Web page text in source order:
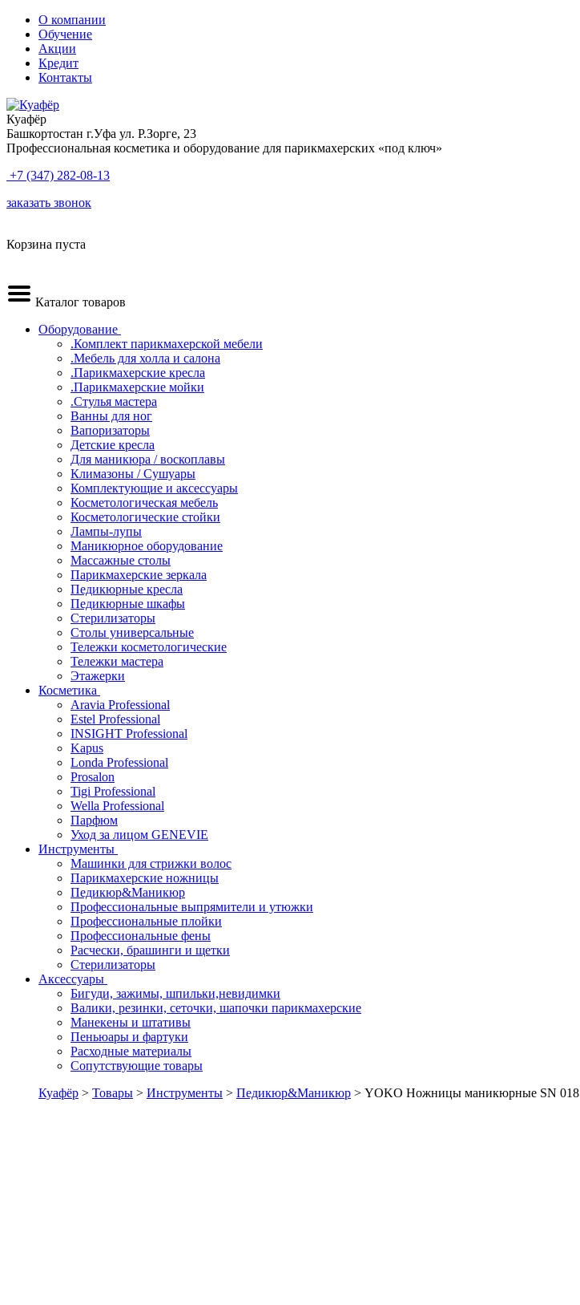
О компании
Обучение
Акции
Кредит
Контакты
Куафёр
Башкортостан г.Уфа ул. Р.Зорге, 23
Профессиональная косметика и оборудование для парикмахерских «под ключ»
+7 (347) 282-08-13
заказать звонок
Корзина пуста
Каталог товаров
Оборудование
.Комплект парикмахерской мебели
.Мебель для холла и салона
.Парикмахерские кресла
.Парикмахерские мойки
.Стулья мастера
Ванны для ног
Вапоризаторы
Детские кресла
Для маникюра / воскоплавы
Климазоны / Сушуары
Комплектующие и аксессуары
Косметологическая мебель
Косметологические стойки
Лампы-лупы
Маникюрное оборудование
Массажные столы
Парикмахерские зеркала
Педикюрные кресла
Педикюрные шкафы
Стерилизаторы
Столы универсальные
Тележки косметологические
Тележки мастера
Этажерки
Косметика
Aravia Professional
Estel Professional
INSIGHT Professional
Kapus
Londa Professional
Prosalon
Tigi Professional
Wella Professional
Парфюм
Уход за лицом GENEVIE
Инструменты
Машинки для стрижки волос
Парикмахерские ножницы
Педикюр&Маникюр
Профессиональные выпрямители и утюжки
Профессиональные плойки
Профессиональные фены
Расчески, брашинги и щетки
Стерилизаторы
Аксессуары
Бигуди, зажимы, шпильки,невидимки
Валики, резинки, сеточки, шапочки парикмахерские
Манекены и штативы
Пеньюары и фартуки
Расходные материалы
Сопутствующие товары
Куафёр > Товары > Инструменты > Педикюр&Маникюр > YOKO Ножницы маникюрные SN 018